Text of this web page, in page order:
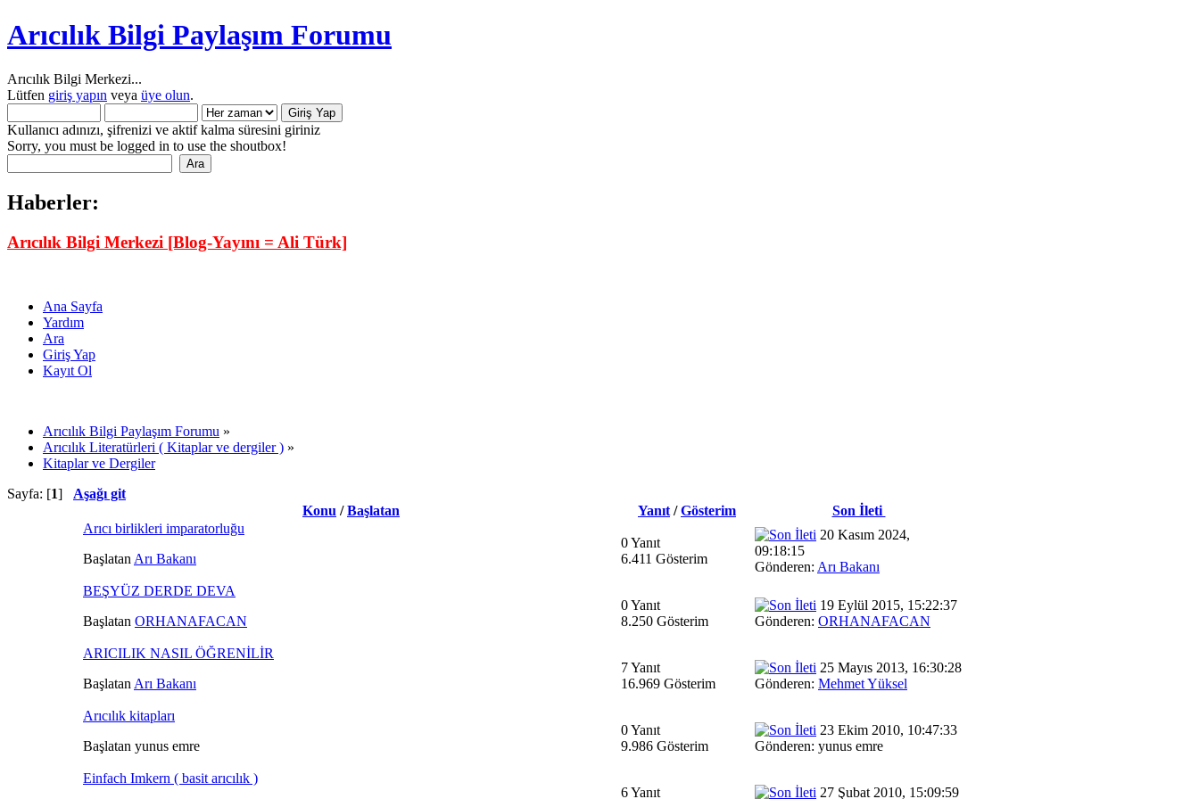
Arıcılık Bilgi Paylaşım Forumu
Arıcılık Bilgi Merkezi...
Lütfen giriş yapın veya üye olun.
Kullanıcı adınızı, şifrenizi ve aktif kalma süresini giriniz
Sorry, you must be logged in to use the shoutbox!
Haberler:
Arıcılık Bilgi Merkezi [Blog-Yayını = Ali Türk]
Ana Sayfa
Yardım
Ara
Giriş Yap
Kayıt Ol
Arıcılık Bilgi Paylaşım Forumu »
Arıcılık Literatürleri ( Kitaplar ve dergiler ) »
Kitaplar ve Dergiler
Sayfa: [1] Aşağı git
Konu /Başlatan Yanıt/Gösterim
Son İleti
Arıcı birlikleri imparatorluğu
BaşlatanArı Bakanı
0 Yanıt
6.411 Gösterim
20 Kasım 2024,
09:18:15
Gönderen: Arı Bakanı
BEŞYÜZ DERDE DEVA
Başlatan ORHANAFACAN
0 Yanıt
8.250 Gösterim
19 Eylül 2015, 15:22:37
Gönderen: ORHANAFACAN
ARICILIK NASIL ÖĞRENİLİR
BaşlatanArı Bakanı
7 Yanıt
16.969 Gösterim
25 Mayıs 2013, 16:30:28
Gönderen: Mehmet Yüksel
Arıcılık kitapları
Başlatan yunus emre
0 Yanıt
9.986 Gösterim
23 Ekim 2010, 10:47:33
Gönderen: yunus emre
Einfach Imkern ( basit arıcılık )
6 Yanıt
27 Şubat 2010, 15:09:59